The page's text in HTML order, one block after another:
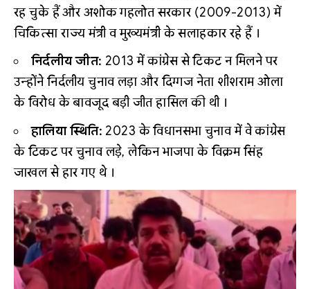
रह चुके हैं और अशोक गहलोत सरकार (2009-2013) में
चिकित्सा राज्य मंत्री व मुख्यमंत्री के सलाहकार रहे हैं ।
निर्दलीय जीत: 2013 में कांग्रेस से टिकट न मिलने पर
उन्होंने निर्दलीय चुनाव लड़ा और दिग्गज नेता शीशराम ओला
के विरोध के बावजूद बड़ी जीत हासिल की थी ।
हालिया स्थिति: 2023 के विधानसभा चुनाव में वे कांग्रेस
के टिकट पर चुनाव लड़े, लेकिन भाजपा के विक्रम सिंह
जाखल से हार गए थे ।